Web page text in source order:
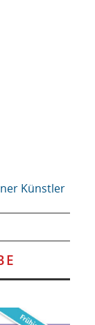
Künstler